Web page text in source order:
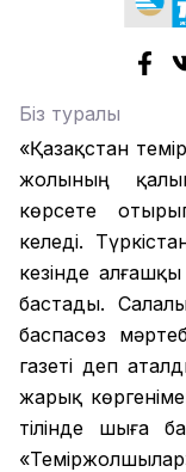
Біз туралы
«Қазақстан
жолының
көрсете
келеді.
кезінде
бастады.
баспасөз
газеті деп
жарық
тілінде шыға